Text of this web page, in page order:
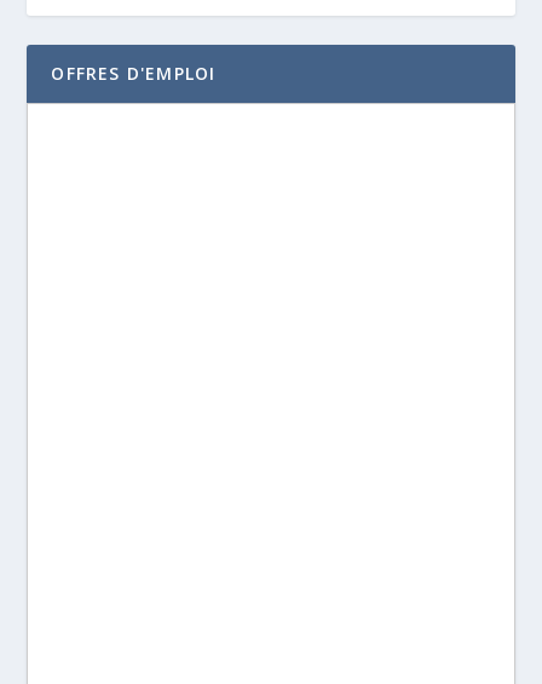
OFFRES D'EMPLOI